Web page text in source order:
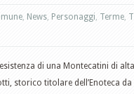
, News, Personaggi, Terme,
di una Montecatini di alta
storico titolare dell’Enoteca da